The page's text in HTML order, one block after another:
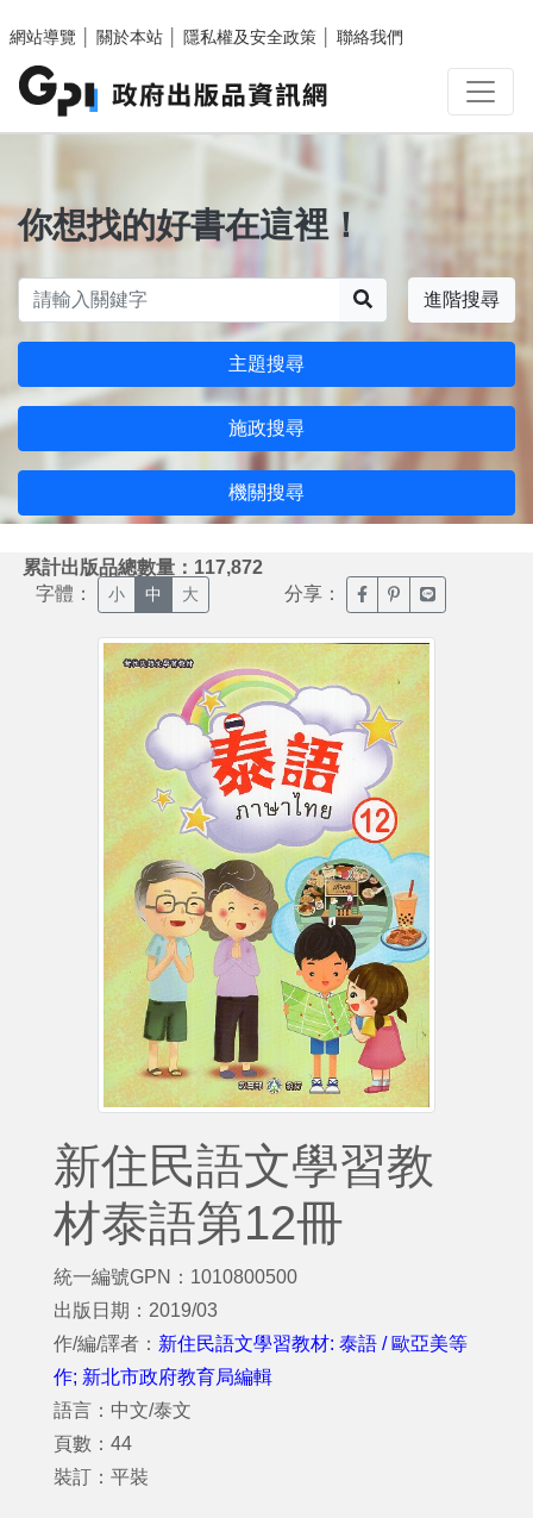
網站導覽
關於本站 隱私權及安全政策 聯絡我們
你想找的好書在這裡！
進階搜尋
主題搜尋
施政搜尋
機關搜尋
累計出版品總數量：117,872
字體： 小 中 大 分享： 臉書分享(另開新視窗)
噗浪分享(另開新
Line分享(另
新住民語文學習教
材泰語第12冊
統一編號GPN：1010800500
出版日期：2019/03
作/編/譯者： 新住民語文學習教材: 泰語 / 歐亞美等
作; 新北市政府教育局編輯
語言：中文/泰文
頁數：44
裝訂：平裝